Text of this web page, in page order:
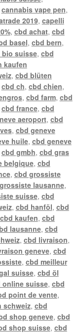
cannabis vape pen,
2019, capelli
, cbd achat, cbd
basel, cbd bern,
bio suisse, cbd
kaufen
, cbd blüten
cbd ch, cbd chien,
, cbd farm, cbd
cbd france, cbd
aeroport, cbd
, cbd geneve
huile, cbd geneve
cbd gmbh, cbd gras
belgique, cbd
, cbd grossiste
lausanne,
suisse, cbd
, cbd hanföl, cbd
cbd kaufen, cbd
lausanne, cbd
, cbd livraison,
geneve, cbd
, cbd meilleur
suisse, cbd öl
online suisse, cbd
point de vente,
schweiz, cbd
shop geneve, cbd
shop suisse, cbd